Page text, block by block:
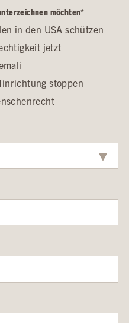
möchten*
in den USA schützen
jetzt
stoppen